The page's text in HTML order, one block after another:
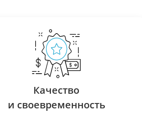
Качество
и своевременность